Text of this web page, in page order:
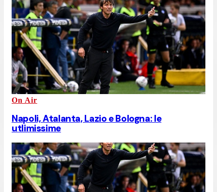
On Air
Napoli, Atalanta, Lazio e Bologna: le
utlimissime